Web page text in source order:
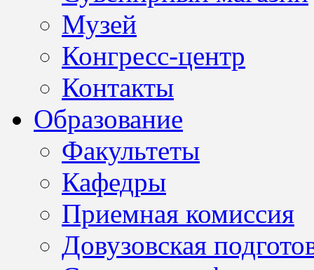
Музей
Конгресс-центр
Контакты
Образование
Факультеты
Кафедры
Приемная комиссия
Довузовская